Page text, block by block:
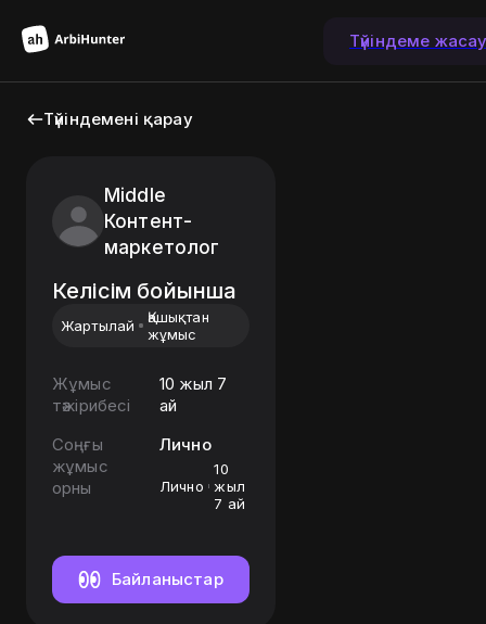
Түйіндеме
Түйіндемені қарау
Middle
Контент-
маркетолог
Келісім бойынша
Жартылай
Қашықтан
жұмыс
Жұмыс
тәжірибесі
10 жыл 7
ай
Соңғы
жұмыс
орны
Лично
Лично
10
жыл
7 ай
Байланыстар